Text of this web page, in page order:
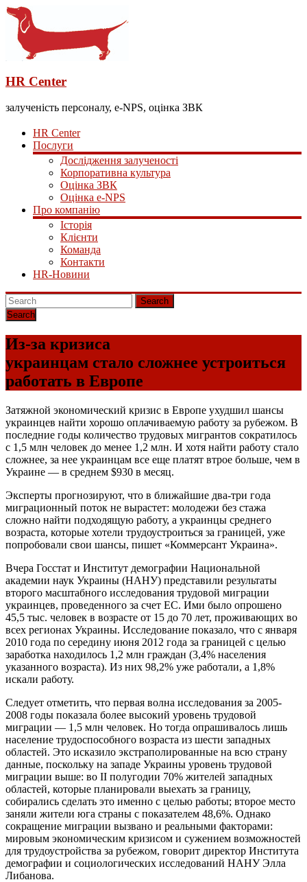
HR Center
залученість персоналу, e-NPS, оцінка ЗВК
HR Center
Послуги
Дослідження залученості
Корпоративна культура
Оцінка ЗВК
Оцінка e-NPS
Про компанію
Історія
Клієнти
Команда
Контакти
HR-Новини
Search
Из-за кризиса
украинцам стало сложнее устроиться
работать в Европе
Затяжной экономический кризис в Европе ухудшил шансы
украинцев найти хорошо оплачиваемую работу за рубежом. В
последние годы количество трудовых мигрантов сократилось
с 1,5 млн человек до менее 1,2 млн. И хотя найти работу стало
сложнее, за нее украинцам все еще платят втрое больше, чем в
Украине — в среднем $930 в месяц.
Эксперты прогнозируют, что в ближайшие два-три года
миграционный поток не вырастет: молодежи без стажа
сложно найти подходящую работу, а украинцы среднего
возраста, которые хотели трудоустроиться за границей, уже
попробовали свои шансы, пишет «Коммерсант Украина».
Вчера Госстат и Институт демографии Национальной
академии наук Украины (НАНУ) представили результаты
второго масштабного исследования трудовой миграции
украинцев, проведенного за счет ЕС. Ими было опрошено
45,5 тыс. человек в возрасте от 15 до 70 лет, проживающих во
всех регионах Украины. Исследование показало, что с января
2010 года по середину июня 2012 года за границей с целью
заработка находилось 1,2 млн граждан (3,4% населения
указанного возраста). Из них 98,2% уже работали, а 1,8%
искали работу.
Следует отметить, что первая волна исследования за 2005-
2008 годы показала более высокий уровень трудовой
миграции — 1,5 млн человек. Но тогда опрашивалось лишь
население трудоспособного возраста из шести западных
областей. Это исказило экстраполированные на всю страну
данные, поскольку на западе Украины уровень трудовой
миграции выше: во II полугодии 70% жителей западных
областей, которые планировали выехать за границу,
собирались сделать это именно с целью работы; второе место
заняли жители юга страны с показателем 48,6%. Однако
сокращение миграции вызвано и реальными факторами:
мировым экономическим кризисом и сужением возможностей
для трудоустройства за рубежом, говорит директор Института
демографии и социологических исследований НАНУ Элла
Либанова.